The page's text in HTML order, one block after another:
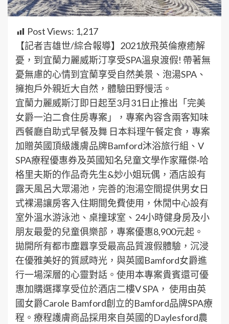
Post Views: 1,217
【記者吉雄世/綜合報導】2021放飛英倫療癒解
憂，到宜蘭力麗威斯汀享受SPA溫泉渡假! 帶著無
憂無慮的心情到宜蘭享受自然美景、泡湯SPA、
擁抱戶外親近大自然，體驗田野慢活。
宜蘭力麗威斯汀即日起至3月31日止推出「完美
女爵一泊二食住房專案」，專案內容含兩客知味
西餐廳自助式早餐及舞 日本料理午餐定食，專案
加贈英國頂級護膚品牌Bamford沐浴旅行組、V
SPA療程優惠券及英國知名兒童文學作家羅傑·哈
格里夫斯的作品奇先生&妙小姐玩偶，酒店設有
露天風呂大眾湯池，完善的泡湯空間提供男女日
式裸湯讓房客入住期間免費使用，休閒中心設有
室外溫水游泳池、桌撞球室、24小時健身房及小
朋友最愛的兒童俱樂部，專案優惠8,900元起。
拋開所有都市塵囂享受最高品質渡假體驗，沉浸
在優雅美好的質感時光，與英國Bamford女爵進
行一場深層的心靈對話。使用本專案貴賓還可優
惠加購選擇享受位於酒店二樓V SPA， 使用由英
國女爵Carole Bamford創立的Bamford品牌SPA療
程。療程護膚商品採用來自英國的Daylesford農